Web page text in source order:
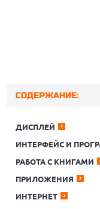
СОДЕРЖАНИЕ:
ДИСПЛЕЙ
ИНТЕРФЕЙС И
РАБОТА С КНИГАМИ
ПРИЛОЖЕНИЯ
ИНТЕРНЕТ